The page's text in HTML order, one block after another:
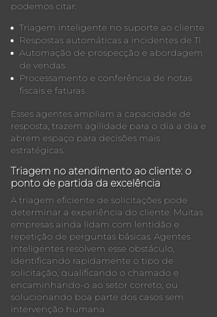
podemos citar:
Triagem inteligente no suporte ao cliente
Respostas automáticas a incidentes de TI
Automação de prospecção e abordagem
de vendas
Processamento e conferência de notas
fiscais e faturas
Esses agentes ampliam a capacidade de
resposta, trazem agilidade para o dia a dia e
abrem espaço para decisões mais
estratégicas.
Triagem no atendimento ao cliente: o
ponto de partida da excelência
A triagem eficiente de solicitações pode
determinar a experiência do cliente. Muitas
empresas ainda lidam com lentidão e
repetição de perguntas básicas. Agentes
inteligentes resolvem esse obstáculo,
identificando rapidamente o tipo de
solicitação, qualificando o chamado e
encaminhando-o ao setor correto, ou
solucionando boa parte dos casos sem
intervenção humana.